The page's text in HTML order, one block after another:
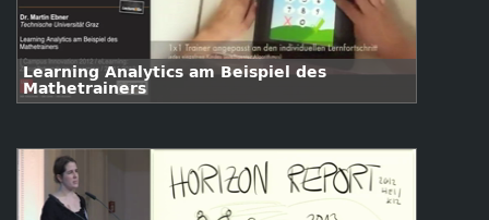
Learning Analytics am Beispiel des
Mathetrainers